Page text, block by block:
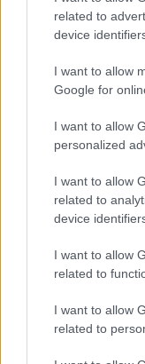
related to
device
I want to allow
Google for
I want to allow
personalized
I want to allow
related to
device
I want to allow
related to
I want to allow
related to
Igazság